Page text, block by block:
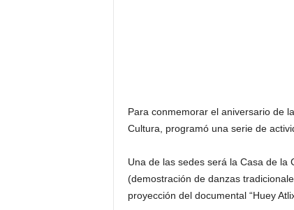
Para conmemorar el aniversario de
Cultura, programó una serie de
Una de las sedes será la Casa de la
(demostración de danzas
proyección del documental “Huey